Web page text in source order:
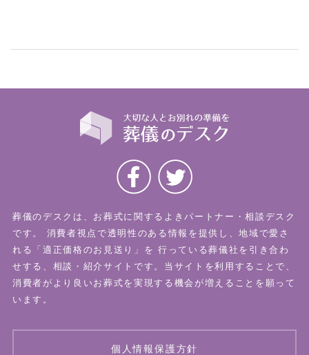
葬儀のデスクは、お葬式に関するよきパートナー・相談デスク
です。
消費者視点で透明性のある情報を提供し、地域で愛さ
れる「適正価格のお見送り」を 行っている葬儀社を引き合わ
せする、相談・紹介サイトです。当サイトを利用することで、
消費者がより良いお葬式を実現する機会が増えることを願って
います。
個人情報保護方針